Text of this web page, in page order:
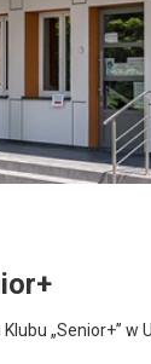
„Senior+” w